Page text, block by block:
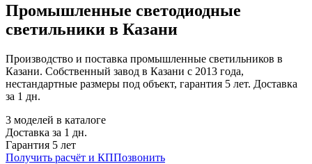
Промышленные светодиодные
светильники в Казани
Производство и поставка промышленные светильников в
Казани. Собственный завод в Казани с 2013 года,
нестандартные размеры под объект, гарантия 5 лет. Доставка
за 1 дн.
3 моделей в каталоге
Доставка за 1 дн.
Гарантия 5 лет
Получить расчёт и КППозвонить